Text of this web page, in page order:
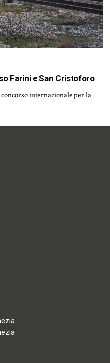
Farini e San Cristoforo
internazionale per la